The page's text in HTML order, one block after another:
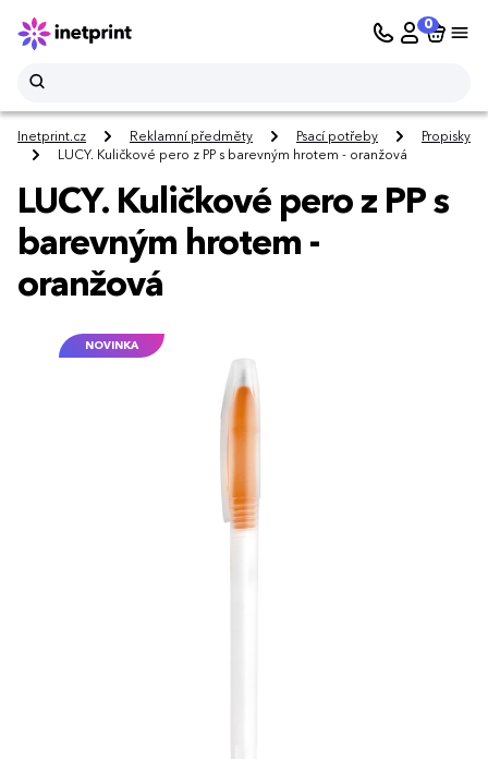
0
Inetprint.cz Reklamní předměty Psací potřeby
Propisky
LUCY. Kuličkové pero z PP s barevným hrotem - oranžová
LUCY. Kuličkové pero z PP s
barevným hrotem -
oranžová
NOVINKA